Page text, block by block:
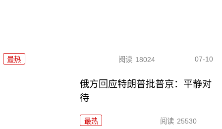
最热 阅读 18024 07-10
俄方回应特朗普批普京：平静对
待
最热 阅读 25530